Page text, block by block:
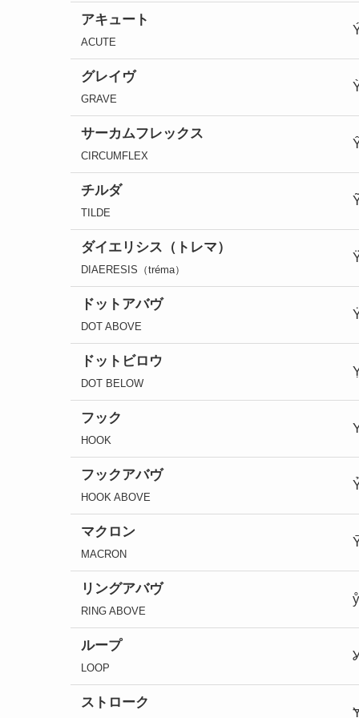
アキュート
ACUTE
グレイヴ
GRAVE
サーカムフレックス
CIRCUMFLEX
チルダ
TILDE
ダイエリシス（トレマ）
DIAERESIS（tréma）
ドットアバヴ
DOT ABOVE
ドット ビロウ
DOT BELOW
フック
HOOK
フックアバヴ
HOOK ABOVE
マクロン
MACRON
リングアバヴ
RING ABOVE
ẙ
ループ
LOOP
ストローク